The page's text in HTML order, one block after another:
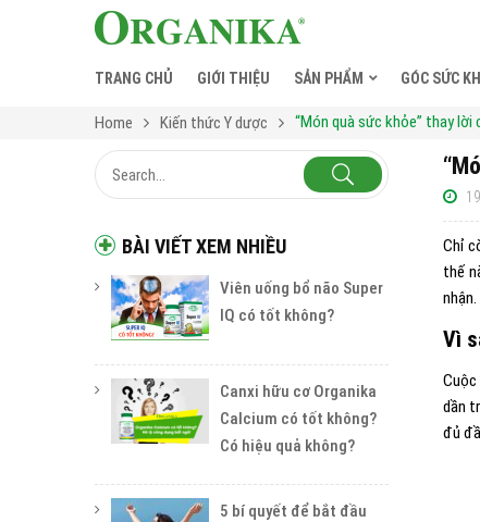
TRANG CHỦ GIỚI THIỆU SẢN PHẨM GÓC SỨC
Home Kiến thức Y dược “Món quà sức khỏe” thay
BÀI VIẾT XEM NHIỀU
Viên uống bổ não Super
IQ có tốt không?
Canxi hữu cơ Organika
Calcium có tốt không?
Có hiệu quả không?
5 bí quyết để bắt đầu
Chỉ
thế
nhận.
Vì
dần
đủ